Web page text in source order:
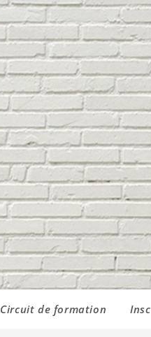
Circuit de formation